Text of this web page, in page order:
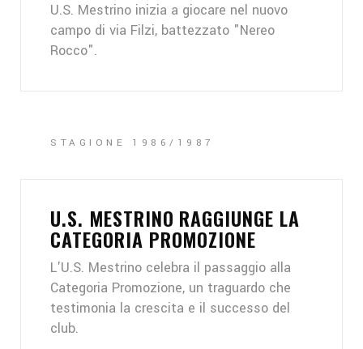
U.S. Mestrino inizia a giocare nel nuovo
campo di via Filzi, battezzato "Nereo
Rocco".
U.S. MESTRINO RAGGIUNGE LA
CATEGORIA PROMOZIONE
L'U.S. Mestrino celebra il passaggio alla
Categoria Promozione, un traguardo che
testimonia la crescita e il successo del
club.
STAGIONE 1986/1987